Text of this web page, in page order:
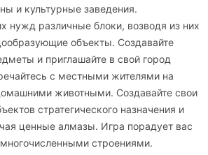
и культурные заведения.
нужд различные блоки, возводя из них
объекты. Создавайте
и приглашайте в свой город
с местными жителями на
животными. Создавайте свои
стратегического назначения и
ценные алмазы. Игра порадует вас
строениями.